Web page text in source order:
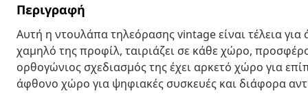
Περιγραφή
Αυτή η ντουλάπα τηλεόρασης vintage είναι τέλεια
χαμηλό της προφίλ, ταιριάζει σε κάθε χώρο,
ορθογώνιος σχεδιασμός της έχει αρκετό χώρο για
άφθονο χώρο για ψηφιακές συσκευές και διάφορα